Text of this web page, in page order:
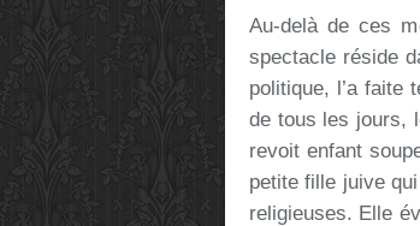
Au-delà de ces
spectacle réside
politique, l’a faite
de tous les jours,
revoit enfant
petite fille juive
religieuses. Elle